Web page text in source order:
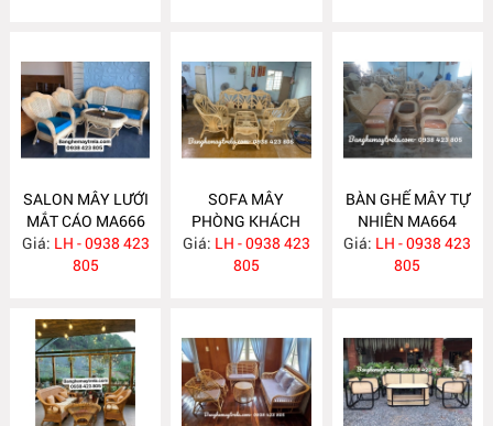
SALON MÂY LƯỚI
MẮT CÁO MA666
Giá: LH - 0938 423
805
SOFA MÂY
PHÒNG KHÁCH
MA665
Giá: LH - 0938 423
805
BÀN GHẾ MÂY TỰ
NHIÊN MA664
Giá: LH - 0938 423
805